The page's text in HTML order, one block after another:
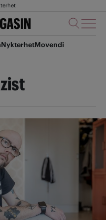
NykterhetMovendi